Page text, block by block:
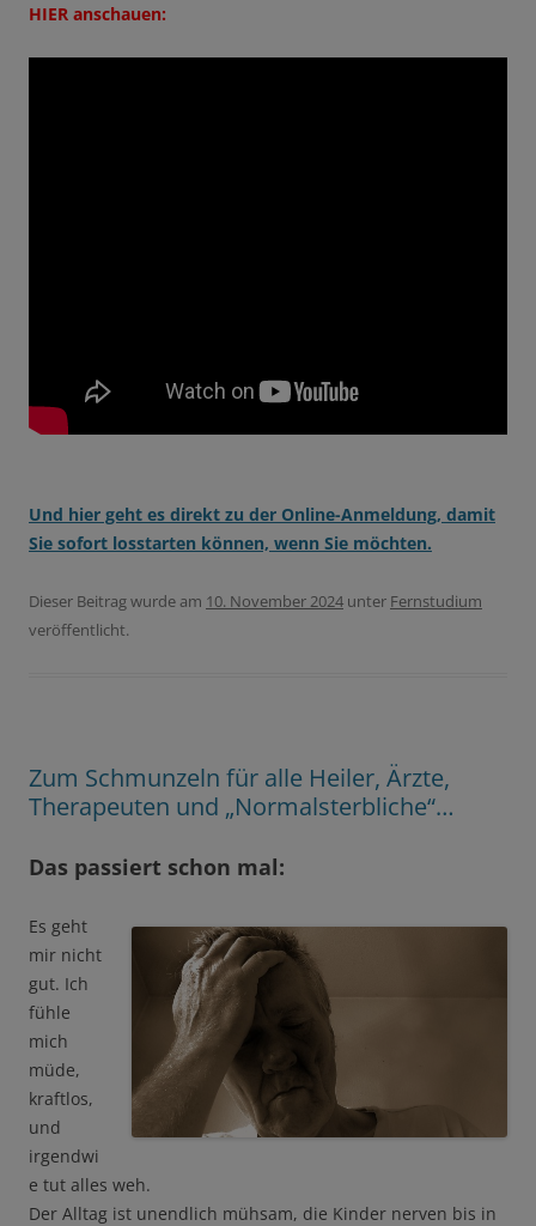
HIER anschauen:
Und hier geht es direkt zu der Online-Anmeldung, damit
Sie sofort losstarten können, wenn Sie möchten.
Dieser Beitrag wurde am 10. November 2024 unter Fernstudium
veröffentlicht.
Zum Schmunzeln für alle Heiler, Ärzte,
Therapeuten und „Normalsterbliche“…
Das passiert schon mal:
Es geht
mir nicht
gut. Ich
fühle
mich
müde,
kraftlos,
und
irgendwi
e tut alles weh.
Der Alltag ist unendlich mühsam, die Kinder nerven bis in